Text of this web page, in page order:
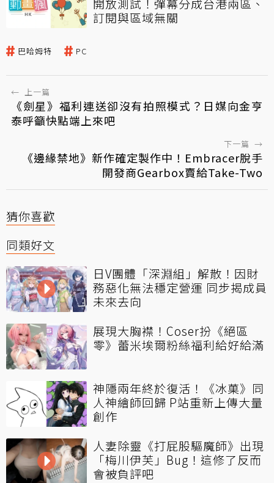
開放測試！彈幕分成台港兩區、
訂閱與區域無關
巴哈姆特 PC
← 上一篇
《劍星》福利連送卻沒有拍照模式？日媒向金亨
泰呼籲快點端上來吧
下一篇 →
《邊緣禁地》新作確定製作中！Embracer脫手
開發商Gearbox賣給Take-Two
猜你喜歡
同類好文
日V團體「深淵組」解散！因財
務惡化無法穩定營運 同步揭成員
未來去向
展現大胸襟！Coser扮《絕區
零》蕾米埃爾粉絲福利給好給滿
神隱兩年終於復活！《冰菓》同
人神繪師回歸 P站重新上傳大量
創作
人妻除靈《打屁股驅魔師》出現
「梅川伊芙」Bug！這修了反而
會被負評吧